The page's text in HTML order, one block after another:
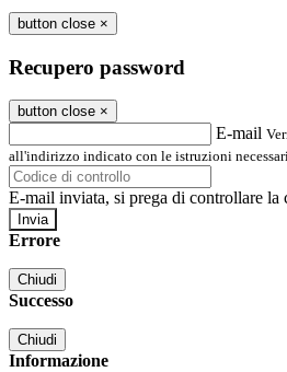
button close ×
Recupero password
button close ×
E-mail
all'indirizzo indicato con le istruzioni
E-mail inviata, si prega di controllare la
Errore
Chiudi
Successo
Chiudi
Informazione